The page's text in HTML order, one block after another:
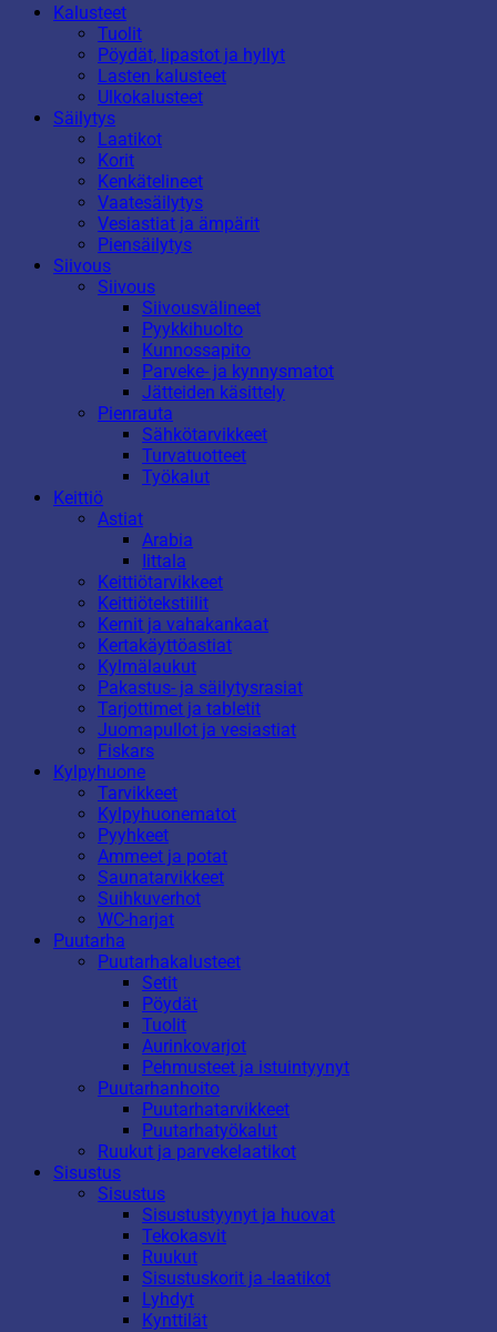
Kalusteet
Tuolit
Pöydät, lipastot ja hyllyt
Lasten kalusteet
Ulkokalusteet
Säilytys
Laatikot
Korit
Kenkätelineet
Vaatesäilytys
Vesiastiat ja ämpärit
Piensäilytys
Siivous
Siivous
Siivousvälineet
Pyykkihuolto
Kunnossapito
Parveke- ja kynnysmatot
Jätteiden käsittely
Pienrauta
Sähkötarvikkeet
Turvatuotteet
Työkalut
Keittiö
Astiat
Arabia
Iittala
Keittiötarvikkeet
Keittiötekstiilit
Kernit ja vahakankaat
Kertakäyttöastiat
Kylmälaukut
Pakastus- ja säilytysrasiat
Tarjottimet ja tabletit
Juomapullot ja vesiastiat
Fiskars
Kylpyhuone
Tarvikkeet
Kylpyhuonematot
Pyyhkeet
Ammeet ja potat
Saunatarvikkeet
Suihkuverhot
WC-harjat
Puutarha
Puutarhakalusteet
Setit
Pöydät
Tuolit
Aurinkovarjot
Pehmusteet ja istuintyynyt
Puutarhanhoito
Puutarhatarvikkeet
Puutarhatyökalut
Ruukut ja parvekelaatikot
Sisustus
Sisustus
Sisustustyynyt ja huovat
Tekokasvit
Ruukut
Sisustuskorit ja -laatikot
Lyhdyt
Kynttilät